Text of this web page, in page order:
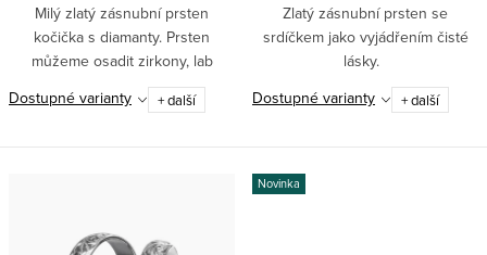
Milý zlatý zásnubní prsten
kočička s diamanty. Prsten
můžeme osadit zirkony, lab
grown diamanty nebo přírodními
brilianty.
Dostupné varianty + další
Zlatý zásnubní prsten se
srdíčkem jako vyjádřením čisté
lásky.
Dostupné varianty
+ další
Novinka